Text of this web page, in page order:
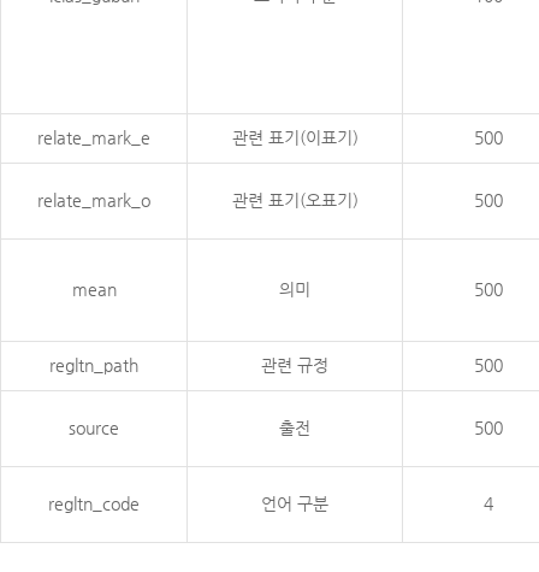
relate_mark_e 관련 표기(이표기) 500
relate_mark_o 관련 표기(오표기) 500
mean 의미 500
regltn_path 관련 규정 500
source 출전 500
regltn_code 언어 구분 4